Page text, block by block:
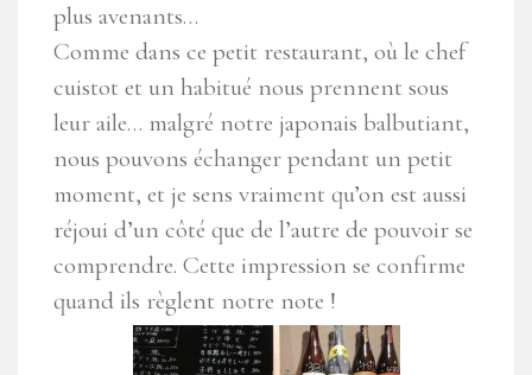
plus avenants…
Comme dans ce petit restaurant, où le chef
cuistot et un habitué nous prennent sous
leur aile… malgré notre japonais balbutiant,
nous pouvons échanger pendant un petit
moment, et je sens vraiment qu’on est aussi
réjoui d’un côté que de l’autre de pouvoir se
comprendre. Cette impression se confirme
quand ils règlent notre note !